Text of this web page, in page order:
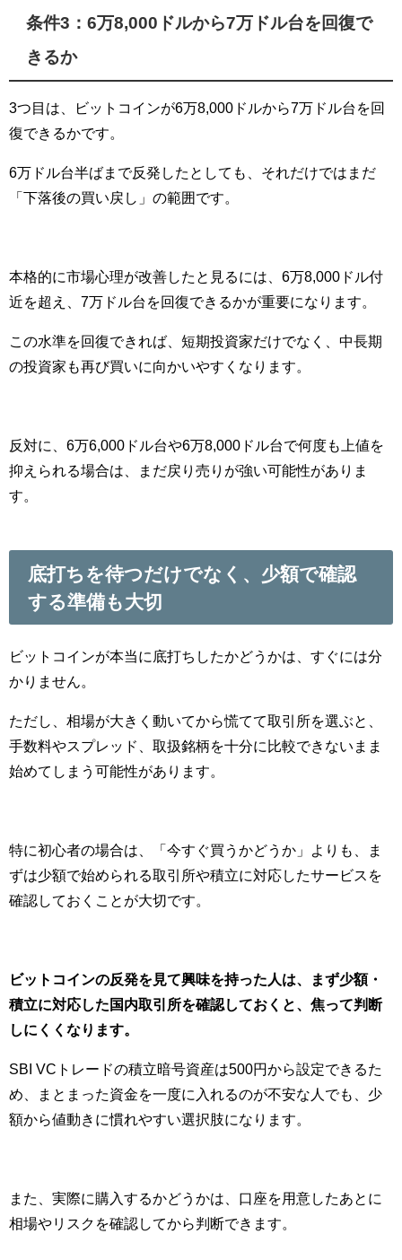
条件3：6万8,000ドルから7万ドル台を回復で
きるか
3つ目は、ビットコインが6万8,000ドルから7万ドル台を回
復できるかです。
6万ドル台半ばまで反発したとしても、それだけではまだ
「下落後の買い戻し」の範囲です。
本格的に市場心理が改善したと見るには、6万8,000ドル付
近を超え、7万ドル台を回復できるかが重要になります。
この水準を回復できれば、短期投資家だけでなく、中長期
の投資家も再び買いに向かいやすくなります。
反対に、6万6,000ドル台や6万8,000ドル台で何度も上値を
抑えられる場合は、まだ戻り売りが強い可能性がありま
す。
底打ちを待つだけでなく、少額で確認
する準備も大切
ビットコインが本当に底打ちしたかどうかは、すぐには分
かりません。
ただし、相場が大きく動いてから慌てて取引所を選ぶと、
手数料やスプレッド、取扱銘柄を十分に比較できないまま
始めてしまう可能性があります。
特に初心者の場合は、「今すぐ買うかどうか」よりも、ま
ずは少額で始められる取引所や積立に対応したサービスを
確認しておくことが大切です。
ビットコインの反発を見て興味を持った人は、まず少額・
積立に対応した国内取引所を確認しておくと、焦って判断
しにくくなります。
SBI VCトレードの積立暗号資産は500円から設定できるた
め、まとまった資金を一度に入れるのが不安な人でも、少
額から値動きに慣れやすい選択肢になります。
また、実際に購入するかどうかは、口座を用意したあとに
相場やリスクを確認してから判断できます。